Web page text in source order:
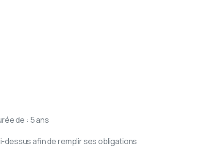
de : 5 ans
afin de remplir ses obligations